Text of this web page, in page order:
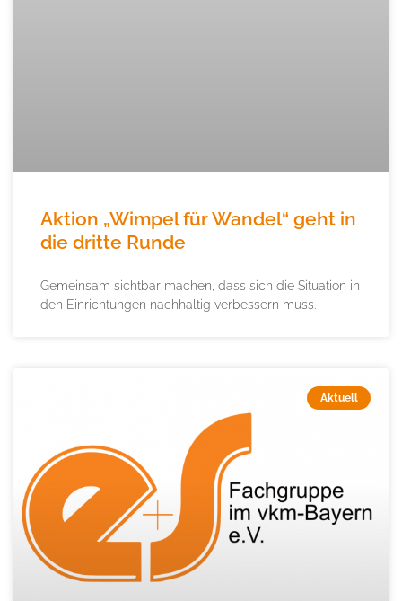
Aktion „Wimpel für Wandel“ geht in
die dritte Runde
Gemeinsam sichtbar machen, dass sich die Situation in
den Einrichtungen nachhaltig verbessern muss.
Aktuell